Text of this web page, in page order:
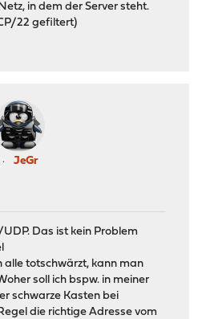
in dem der Server steht.
22 gefiltert)
JeGr
UDP. Das ist kein Problem
alle totschwärzt, kann man
soll ich bspw. in meiner
schwarze Kasten bei
die richtige Adresse vom